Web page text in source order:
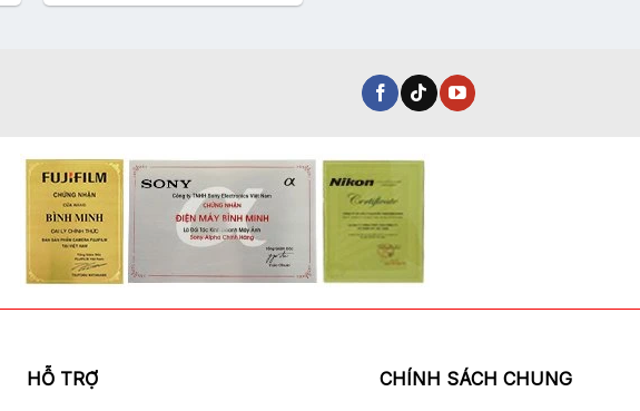
HỖ TRỢ
CHÍNH SÁCH CHUNG